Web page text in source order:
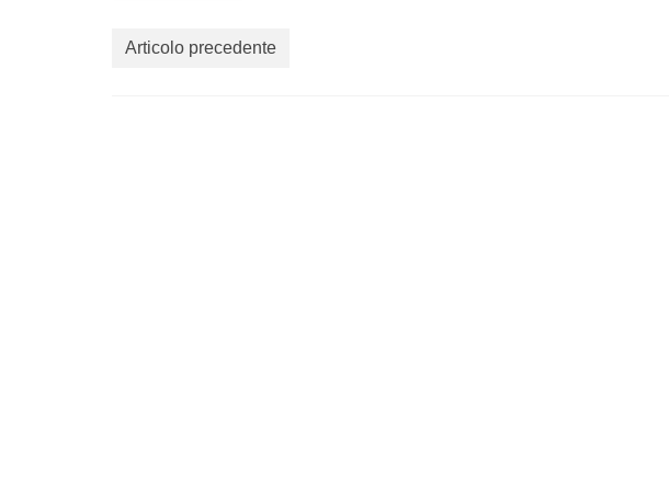
Articolo precedente